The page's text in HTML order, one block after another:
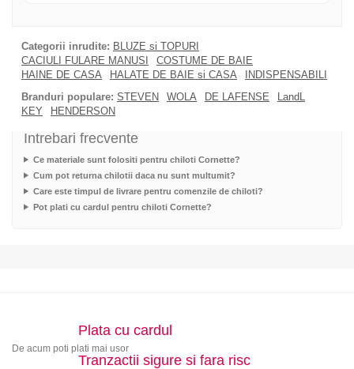
Categorii inrudite: BLUZE si TOPURI
CACIULI FULARE MANUSI
COSTUME DE BAIE
HAINE DE CASA
HALATE DE BAIE si CASA
INDISPENSABILI
Branduri populare: STEVEN WOLA DE LAFENSE
LandL
KEY
HENDERSON
Intrebari frecvente
Ce materiale sunt folositi pentru chiloti Cornette?
Cum pot returna chilotii daca nu sunt multumit?
Care este timpul de livrare pentru comenzile de chiloti?
Pot plati cu cardul pentru chiloti Cornette?
Plata cu cardul
De acum poti plati mai usor
Tranzactii sigure si fara risc